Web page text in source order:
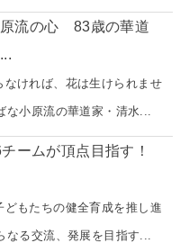
原流の心 83歳の華道
なければ、花は生けられませ
な小原流の華道家・清水...
ームが頂点目指す！
どもたちの健全育成を推し進
る交流、発展を目指す...